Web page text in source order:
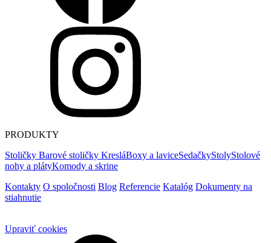
PRODUKTY
Stoličky Barové stoličky KresláBoxy a laviceSedačkyStolyStolové
nohy a plátyKomody a skrine
Kontakty O spoločnosti Blog Referencie Katalóg Dokumenty na
stiahnutie
Upraviť cookies